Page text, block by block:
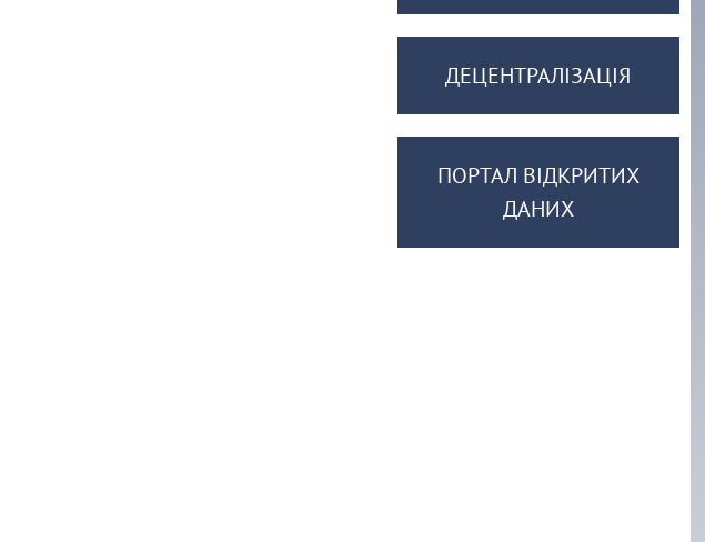
ДЕЦЕНТРАЛІЗАЦІЯ
ПОРТАЛ ВІДКРИТИХ
ДАНИХ